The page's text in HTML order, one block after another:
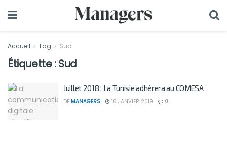
Accueil Tag Sud
Étiquette :Sud
Juillet 2018 : La Tunisie adhérera au COMESA
DE MANAGERS 18 JANVIER 2019 0